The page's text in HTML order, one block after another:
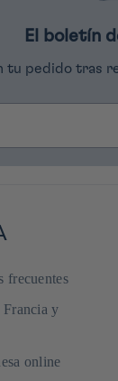
El boletín
tu pedido tras
frecuentes
Francia y
online